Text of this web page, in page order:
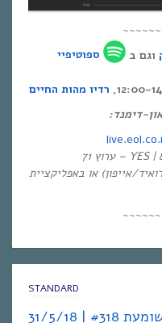
וגם ב ספוטיפיי
רדיו מהות החיים
דימנד:
STANDARD